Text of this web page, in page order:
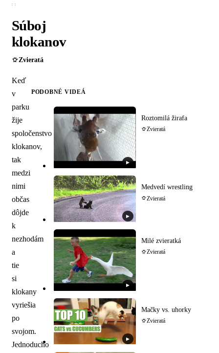
Súboj
klokanov
Zvieratá
Keď
v
parku
žije
spoločenstvo
klokanov,
tak
medzi
nimi
občas
dôjde
k
nezhodám
a
tie
si
klokany
vyriešia
po
svojom.
Jednoducho
PODOBNÉ VIDEÁ
▶
Roztomilá žirafa
Zvieratá
▶
Medvedí wrestling
Zvieratá
▶
Milé zvieratká
Zvieratá
▶
Mačky vs. uhorky
Zvieratá